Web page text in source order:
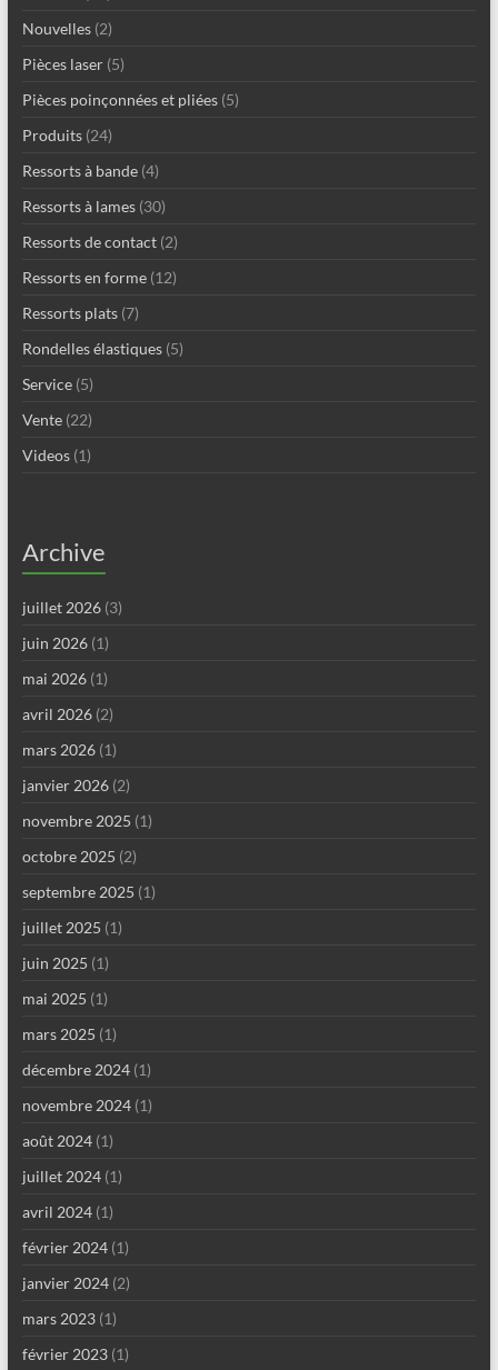
Nouvelles(2)
Pièces laser(5)
Pièces poinçonnées et pliées(5)
Produits(24)
Ressorts à bande(4)
Ressorts à lames(30)
Ressorts de contact(2)
Ressorts en forme(12)
Ressorts plats(7)
Rondelles élastiques(5)
Service(5)
Vente(22)
Videos(1)
Archive
juillet 2026(3)
juin 2026(1)
mai 2026(1)
avril 2026(2)
mars 2026(1)
janvier 2026(2)
novembre 2025 (1)
octobre 2025 (2)
septembre 2025 (1)
juillet 2025 (1)
juin 2025 (1)
mai 2025 (1)
mars 2025 (1)
décembre 2024(1)
novembre 2024(1)
août 2024(1)
juillet 2024(1)
avril 2024(1)
février 2024(1)
janvier 2024(2)
mars 2023(1)
février 2023(1)